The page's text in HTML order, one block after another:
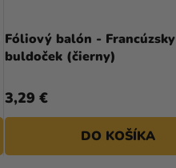
Fóliový balón - Francúzsky
buldoček (čierny)
3,29 €
DO KOŠÍKA